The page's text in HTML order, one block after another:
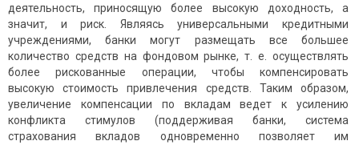
деятельность, приносящую более высокую доходность, а
значит, и риск. Являясь универсальными кредитными
учреждениями, банки могут размещать все большее
количество средств на фондовом рынке, т. е. осуществлять
более рискованные операции, чтобы компенсировать
высокую стоимость привлечения средств. Таким образом,
увеличение компенсации по вкладам ведет к усилению
конфликта стимулов (поддерживая банки, система
страхования вкладов одновременно позволяет им